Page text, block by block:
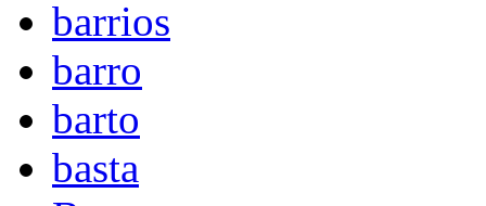
barrios
barro
barto
basta